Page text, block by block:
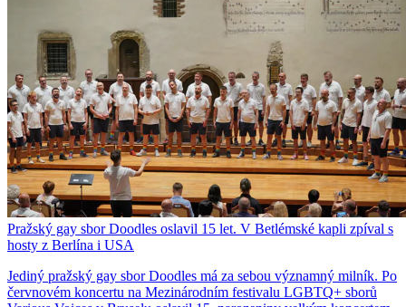
Pražský gay sbor Doodles oslavil 15 let. V Betlémské kapli zpíval s
hosty z Berlína i USA
Jediný pražský gay sbor Doodles má za sebou významný milník. Po
červnovém koncertu na Mezinárodním festivalu LGBTQ+ sborů